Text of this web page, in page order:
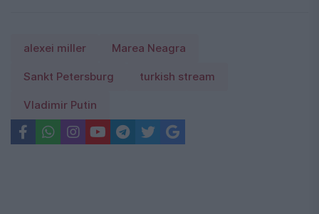
alexei miller Marea Neagra
Sankt Petersburg turkish stream
Vladimir Putin